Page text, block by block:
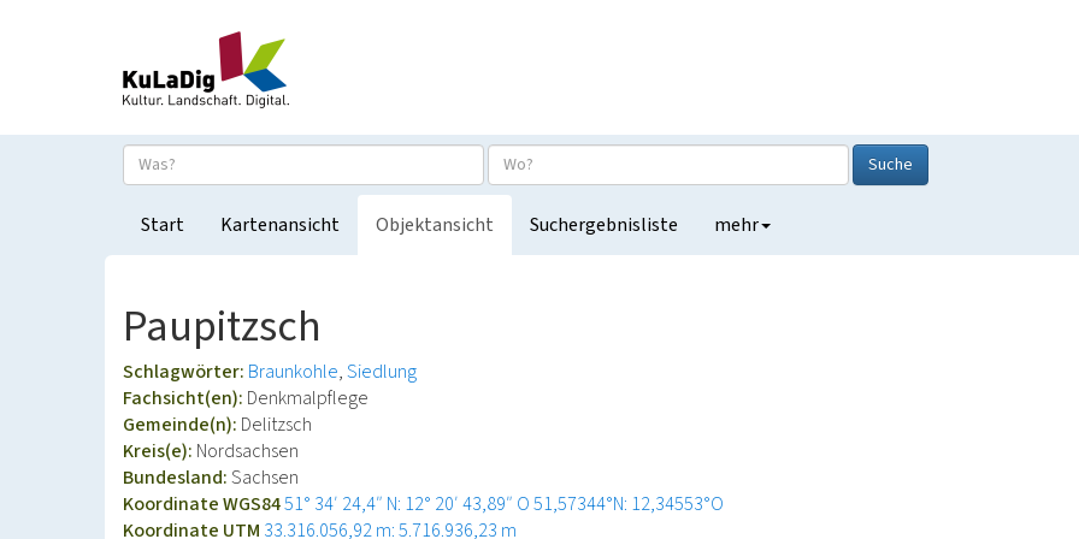
Suche
Start Kartenansicht Objektansicht Suchergebnisliste mehr
Paupitzsch
Schlagwörter: Braunkohle Siedlung
Fachsicht(en): Denkmalpflege
Gemeinde(n): Delitzsch
Kreis(e): Nordsachsen
Bundesland:Sachsen
Koordinate WGS8451° 34′ 24,4″ N: 12° 20′ 43,89″ O51,57344°N: 12,34553°O
Koordinate UTM 33.316.056,92 m: 5.716.936,23 m